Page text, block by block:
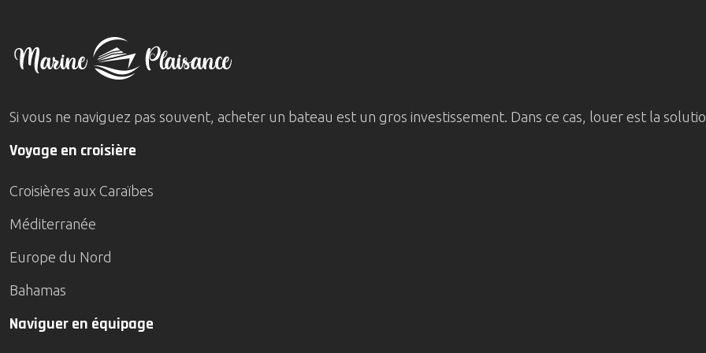
Si vous ne naviguez pas souvent, acheter un bateau est un gros investissement. Dans ce cas, louer est la
Voyage en croisière
Croisières aux Caraïbes
Méditerranée
Europe du Nord
Bahamas
Naviguer en équipage